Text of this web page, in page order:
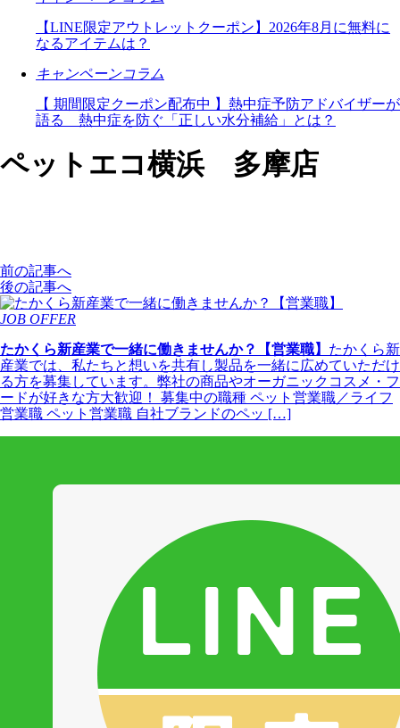
【LINE限定アウトレットクーポン】2026年8月に無料に
なるアイテムは？
キャンペーンコラム
【 期間限定クーポン配布中 】熱中症予防アドバイザーが
語る 熱中症を防ぐ「正しい水分補給」とは？
ペットエコ横浜 多摩店
前の記事へ
後の記事へ
JOB OFFER
たかくら新産業で一緒に働きませんか？【営業職】 たかくら新
産業では、私たちと想いを共有し製品を一緒に広めていただけ
る方を募集しています。弊社の商品やオーガニックコスメ・フ
ードが好きな方大歓迎！ 募集中の職種 ペット営業職／ライフ
営業職 ペット営業職 自社ブランドのペッ […]